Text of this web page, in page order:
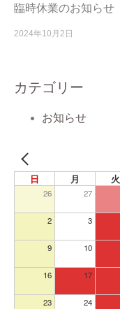
臨時休業のお知らせ
2024年10月2日
カテゴリー
お知らせ
日 月 火
26 27
2 3
9 10
16 17
23 24